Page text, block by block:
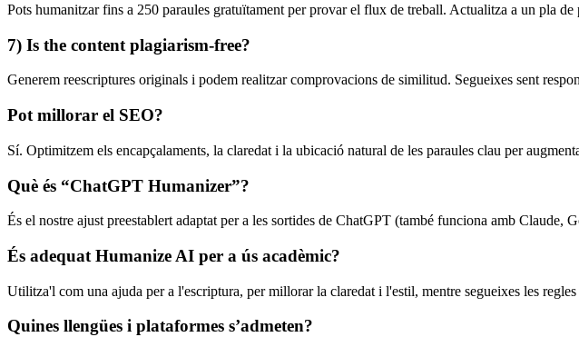
Pots humanitzar fins a 250 paraules gratuïtament per provar el flux de treball. Actualitza a un pla
7) Is the content plagiarism-free?
Generem reescriptures originals i podem realitzar comprovacions de similitud. Segueixes sent
Pot millorar el SEO?
Sí. Optimitzem els encapçalaments, la claredat i la ubicació natural de les paraules clau per
Què és “ChatGPT Humanizer”?
És el nostre ajust preestablert adaptat per a les sortides de ChatGPT (també funciona amb
És adequat Humanize AI per a ús acadèmic?
Utilitza'l com una ajuda per a l'escriptura, per millorar la claredat i l'estil, mentre segueixes les
Quines llengües i plataformes s’admeten?